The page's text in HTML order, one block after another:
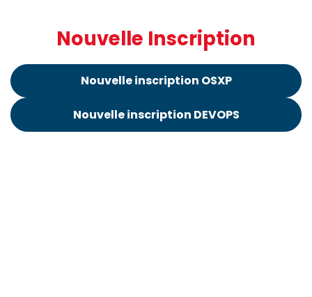
Nouvelle Inscription
Nouvelle inscription OSXP
Nouvelle inscription DEVOPS